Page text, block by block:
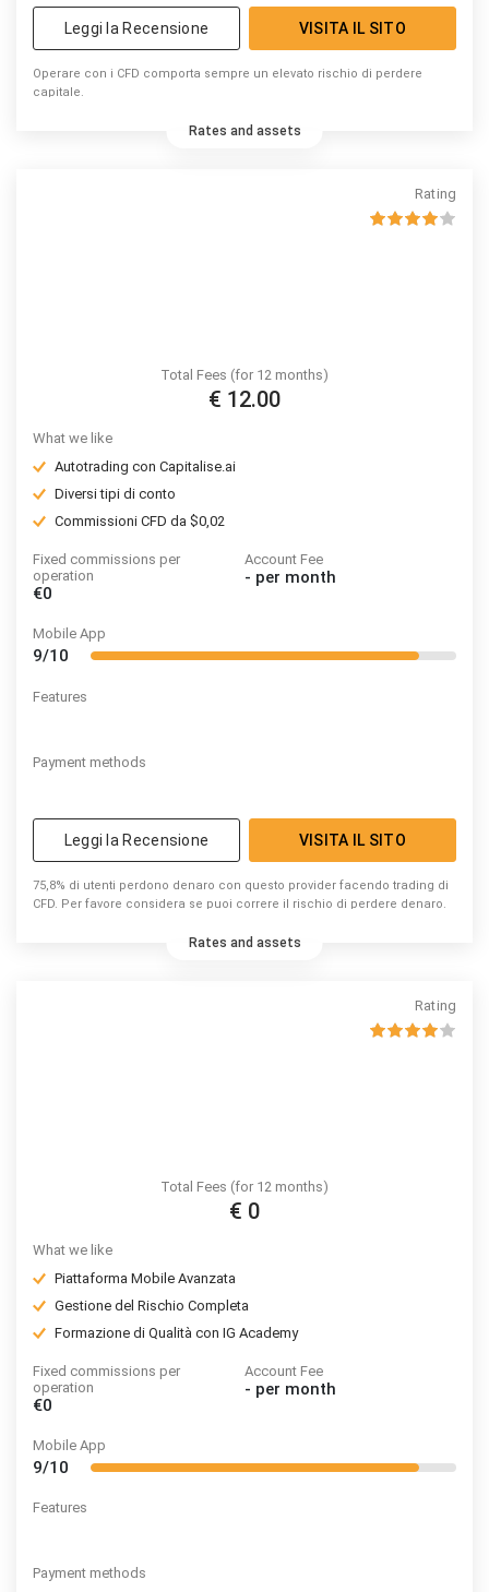
Leggi la Recensione VISITA IL SITO
Operare con i CFD comporta sempre un elevato rischio di perdere
capitale.
Rates and assets
Rating
Total Fees (for 12 months)
€ 12.00
What we like
Autotrading con Capitalise.ai
Diversi tipi di conto
Commissioni CFD da $0,02
Fixed commissions per
operation
€0
Account Fee
- per month
Mobile App
9/10
Features
Payment methods
Leggi la Recensione VISITA IL SITO
75,8% di utenti perdono denaro con questo provider facendo trading di
CFD. Per favore considera se puoi correre il rischio di perdere denaro.
Rates and assets
Rating
Total Fees (for 12 months)
€ 0
What we like
Piattaforma Mobile Avanzata
Gestione del Rischio Completa
Formazione di Qualità con IG Academy
Fixed commissions per
operation
€0
Account Fee
- per month
Mobile App
9/10
Features
Payment methods